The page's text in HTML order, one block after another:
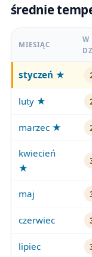
średnie
MIESIĄC
W
styczeń ★
luty ★
marzec ★
kwiecień
★
maj
czerwiec
lipiec